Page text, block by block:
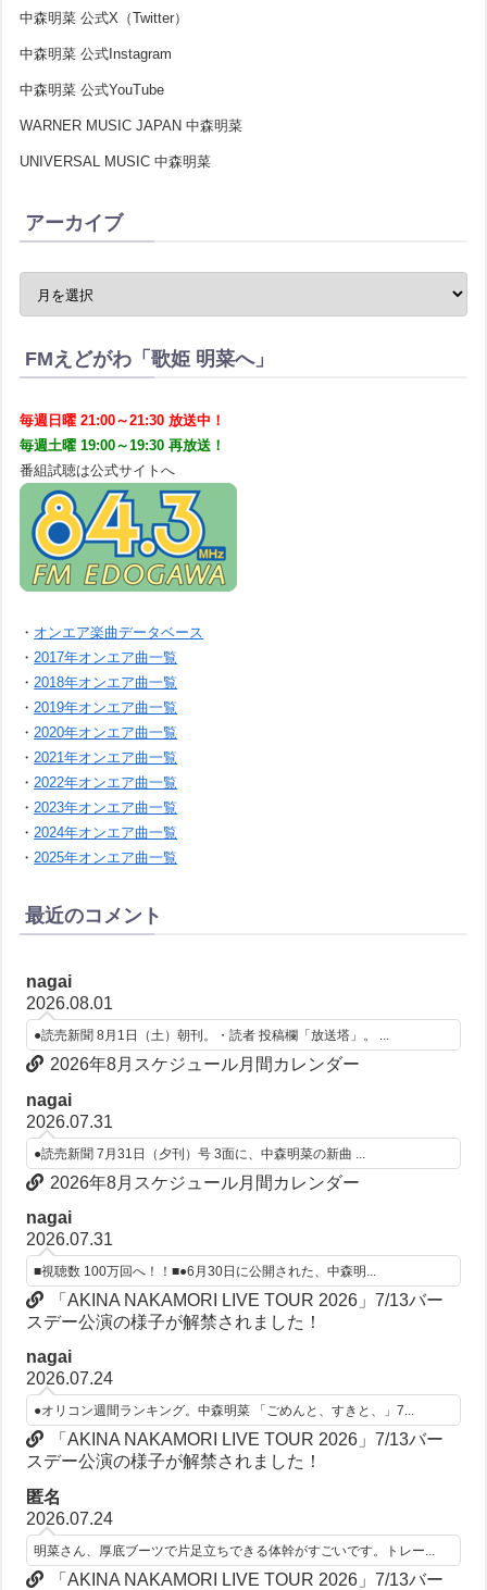
中森明菜 公式X（Twitter）
中森明菜 公式Instagram
中森明菜 公式YouTube
WARNER MUSIC JAPAN 中森明菜
UNIVERSAL MUSIC 中森明菜
アーカイブ
FMえどがわ「歌姫 明菜へ」
毎週日曜 21:00～21:30 放送中！
毎週土曜 19:00～19:30 再放送！
番組試聴は公式サイトへ
・ オンエア楽曲データベース
・2017年オンエア曲一覧
・2018年オンエア曲一覧
・2019年オンエア曲一覧
・2020年オンエア曲一覧
・2021年オンエア曲一覧
・2022年オンエア曲一覧
・2023年オンエア曲一覧
・2024年オンエア曲一覧
・2025年オンエア曲一覧
最近のコメント
nagai
2026.08.01
●読売新聞 8月1日（土）朝刊。・読者 投稿欄「放送塔」。 ...
2026年8月スケジュール月間カレンダー
nagai
2026.07.31
●読売新聞 7月31日（夕刊）号 3面に、中森明菜の新曲 ...
2026年8月スケジュール月間カレンダー
nagai
2026.07.31
■視聴数 100万回へ！！■●6月30日に公開された、中森明...
「AKINA NAKAMORI LIVE TOUR 2026」7/13バー
スデー公演の様子が解禁されました！
nagai
2026.07.24
●オリコン週間ランキング。中森明菜 「ごめんと、すきと、」7...
「AKINA NAKAMORI LIVE TOUR 2026」7/13バー
スデー公演の様子が解禁されました！
匿名
2026.07.24
明菜さん、厚底ブーツで片足立ちできる体幹がすごいです。トレー...
「AKINA NAKAMORI LIVE TOUR 2026」7/13バー